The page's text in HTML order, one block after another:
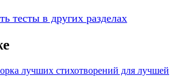
тесты в других разделах
лучших стихотворений для лучшей